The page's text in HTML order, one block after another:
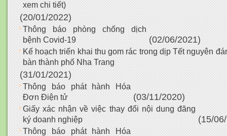
xem chi tiết)
(20/01/2022)
Thông báo phòng chống dịch
bệnh Covid-19
(02/06/2021)
Kế hoạch triển khai thu gom rác trong dịp Tết nguyên
bàn thành phố Nha Trang
(31/01/2021)
Thông báo phát hành Hóa
Đơn Điện tử
(03/11/2020)
Giấy xác nhận về việc thay đổi nội dung đăng
ký doanh nghiệp
(15/
Thông báo phát hành Hóa